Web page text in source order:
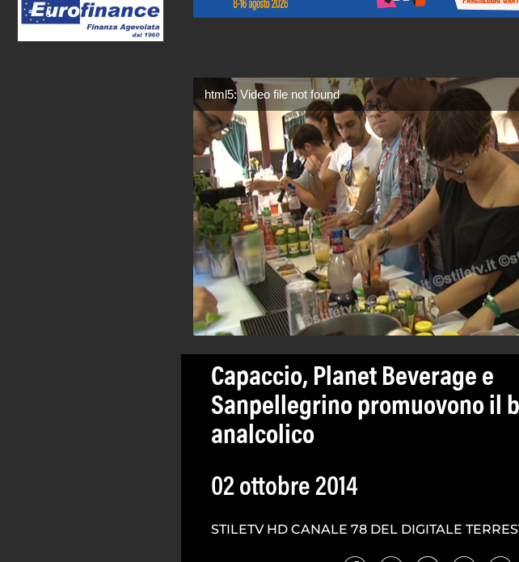
html5: Video file not found
Capaccio, Planet Beverage e
Sanpellegrino promuovono il
analcolico
02 ottobre 2014
STILETV HD CANALE 78 DEL DIGITALE